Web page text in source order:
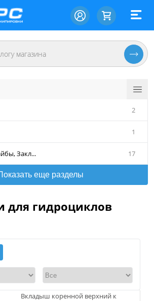
2
1
Закл... 17
еще разделы
для гидроциклов
Вкладыш коренной верхний к